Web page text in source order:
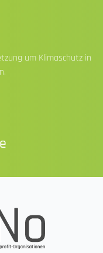
um Klimaschutz in